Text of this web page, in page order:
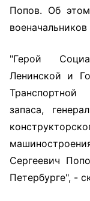
Попов. Об
"Герой
Ленинской и
запаса,
Сергеевич
Петербурге", -